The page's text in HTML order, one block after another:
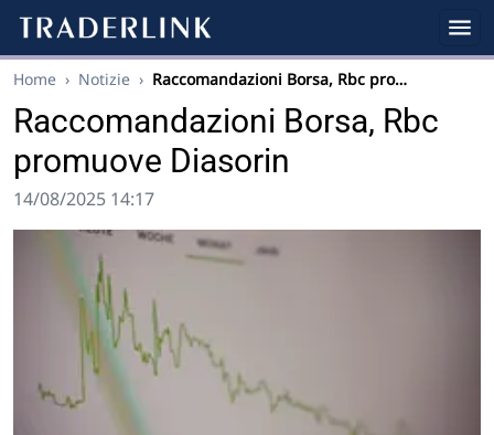
Home › Notizie › Raccomandazioni Borsa, Rbc pro…
Raccomandazioni Borsa, Rbc
promuove Diasorin
14/08/2025 14:17